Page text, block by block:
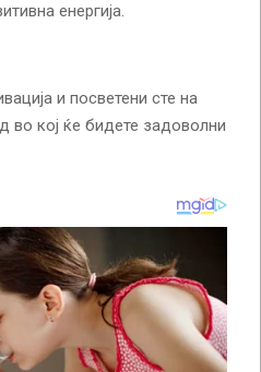
енергија.
и посветени сте на
во кој ќе бидете задоволни